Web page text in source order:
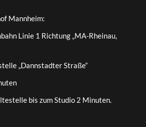
Mannheim:
Linie 1 Richtung „MA-Rheinau,
„Dannstadter Straße“
bis zum Studio 2 Minuten.